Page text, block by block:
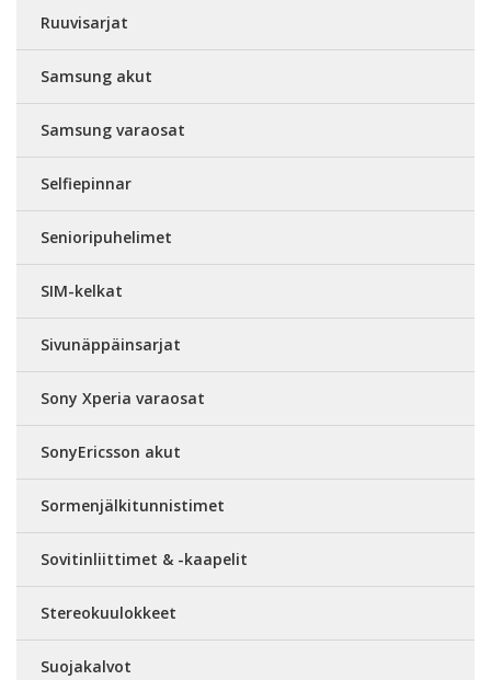
Ruuvisarjat
Samsung akut
Samsung varaosat
Selfiepinnar
Senioripuhelimet
SIM-kelkat
Sivunäppäinsarjat
Sony Xperia varaosat
SonyEricsson akut
Sormenjälkitunnistimet
Sovitinliittimet & -kaapelit
Stereokuulokkeet
Suojakalvot